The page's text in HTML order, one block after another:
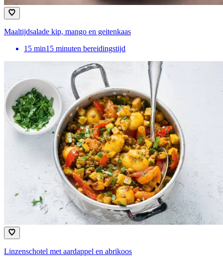
Maaltijdsalade kip, mango en geitenkaas
15 min15 minuten bereidingstijd
Linzenschotel met aardappel en abrikoos